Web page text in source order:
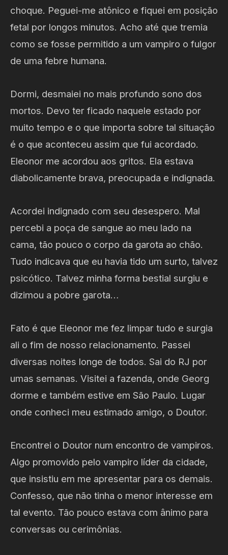
choque. Peguei-me atônico e fiquei em posição
fetal por longos minutos. Acho até que tremia
como se fosse permitido a um vampiro o fulgor
de uma febre humana.
Dormi, desmaiei no mais profundo sono dos
mortos. Devo ter ficado naquele estado por
muito tempo e o que importa sobre tal situação
é o que aconteceu assim que fui acordado.
Eleonor me acordou aos gritos. Ela estava
diabolicamente brava, preocupada e indignada.
Acordei indignado com seu desespero. Mal
percebi a poça de sangue ao meu lado na
cama, tão pouco o corpo da garota ao chão.
Tudo indicava que eu havia tido um surto, talvez
psicótico. Talvez minha forma bestial surgiu e
dizimou a pobre garota…
Fato é que Eleonor me fez limpar tudo e surgia
ali o fim de nosso relacionamento. Passei
diversas noites longe de todos. Sai do RJ por
umas semanas. Visitei a fazenda, onde Georg
dorme e também estive em São Paulo. Lugar
onde conheci meu estimado amigo, o Doutor.
Encontrei o Doutor num encontro de vampiros.
Algo promovido pelo vampiro líder da cidade,
que insistiu em me apresentar para os demais.
Confesso, que não tinha o menor interesse em
tal evento. Tão pouco estava com ânimo para
conversas ou cerimônias.